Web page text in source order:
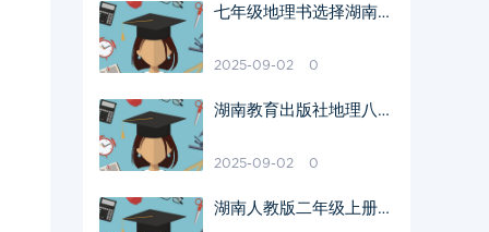
七年级地理书选择湖南教
2025-09-02 0
湖南教育出版社地理八年
2025-09-02 0
湖南人教版二年级上册阅